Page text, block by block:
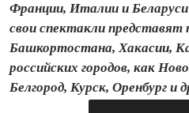
Франции, Италии и
свои спектакли
Башкортостана, Хакасии,
российских городов, как
Белгород, Курск, Оренбург и